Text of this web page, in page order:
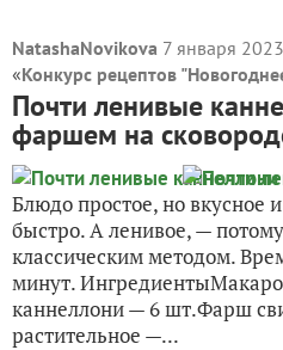
NatashaNovikova 7 января
«Конкурс рецептов
Почти ленивые
фаршем на
Блюдо простое, но вкусное
быстро. А ленивое, —
классическим методом.
минут.
каннеллони — 6 шт.Фарш
растительное —...